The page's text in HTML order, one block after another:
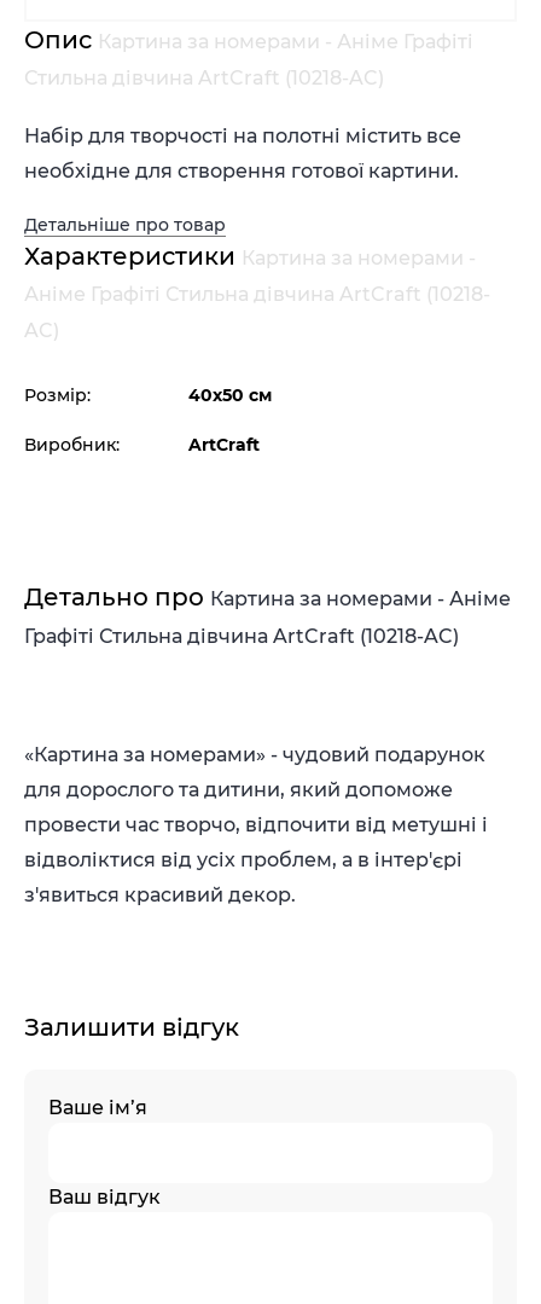
Опис Картина за номерами - Аніме Графіті
Стильна дівчина ArtCraft (10218-AC)
Набір для творчості на полотні містить все
необхідне для створення готової картини.
Детальніше про товар
Характеристики Картина за номерами -
Аніме Графіті Стильна дівчина ArtCraft (10218-
AC)
Розмір: 40х50 см
Виробник: ArtCraft
Детально про Картина за номерами - Аніме
Графіті Стильна дівчина ArtCraft (10218-AC)
«Картина за номерами» - чудовий подарунок
для дорослого та дитини, який допоможе
провести час творчо, відпочити від метушні і
відволіктися від усіх проблем, а в інтер'єрі
з'явиться красивий декор.
Залишити відгук
Ваше ім’я
Ваш відгук